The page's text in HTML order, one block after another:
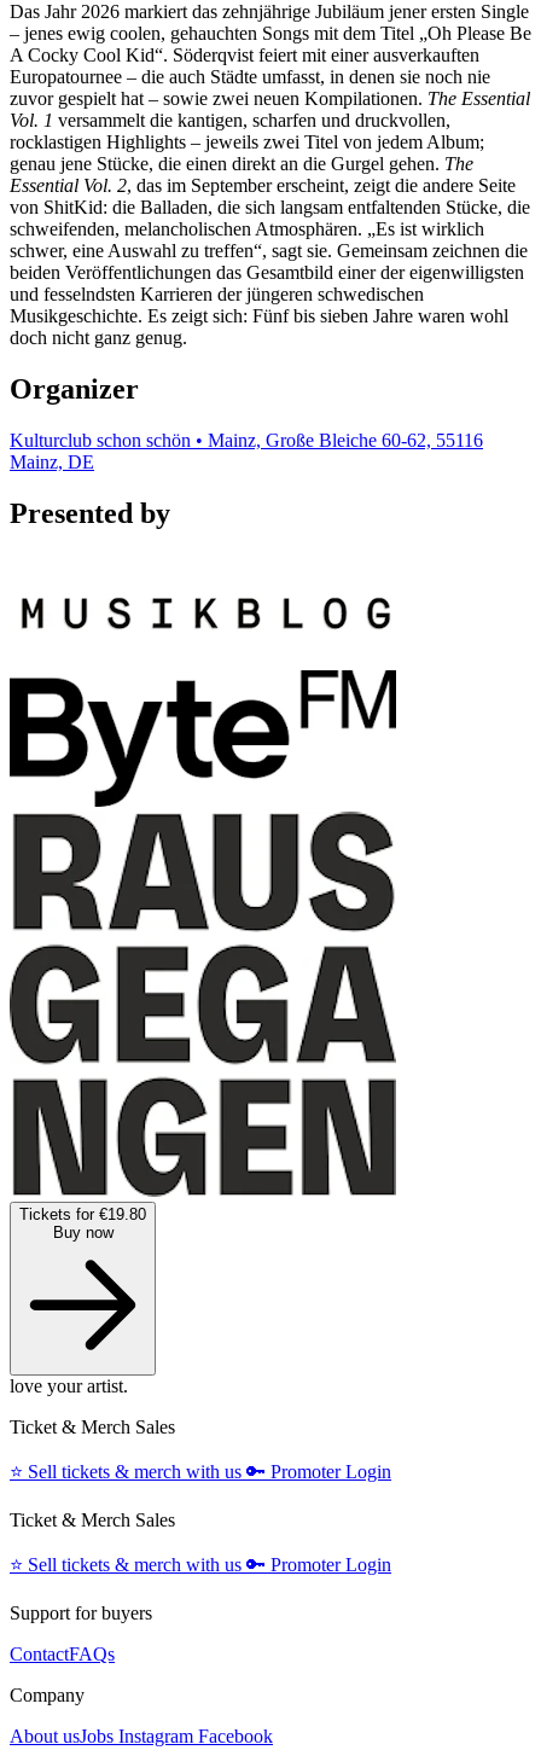
Das Jahr 2026 markiert das zehnjährige Jubiläum jener ersten Single
– jenes ewig coolen, gehauchten Songs mit dem Titel „Oh Please Be
A Cocky Cool Kid“. Söderqvist feiert mit einer ausverkauften
Europatournee – die auch Städte umfasst, in denen sie noch nie
zuvor gespielt hat – sowie zwei neuen Kompilationen. The Essential
Vol. 1 versammelt die kantigen, scharfen und druckvollen,
rocklastigen Highlights – jeweils zwei Titel von jedem Album;
genau jene Stücke, die einen direkt an die Gurgel gehen. The
Essential Vol. 2, das im September erscheint, zeigt die andere Seite
von ShitKid: die Balladen, die sich langsam entfaltenden Stücke, die
schweifenden, melancholischen Atmosphären. „Es ist wirklich
schwer, eine Auswahl zu treffen“, sagt sie. Gemeinsam zeichnen die
beiden Veröffentlichungen das Gesamtbild einer der eigenwilligsten
und fesselndsten Karrieren der jüngeren schwedischen
Musikgeschichte. Es zeigt sich: Fünf bis sieben Jahre waren wohl
doch nicht ganz genug.
Organizer
Kulturclub schon schön • Mainz, Große Bleiche 60-62, 55116
Mainz, DE
Presented by
Tickets for €19.80
Buy now
love your artist.
Ticket & Merch Sales
⭐️ Sell tickets & merch with us 🔑 Promoter Login
Ticket & Merch Sales
⭐️ Sell tickets & merch with us 🔑 Promoter Login
Support for buyers
ContactFAQs
Company
About usJobs Instagram Facebook